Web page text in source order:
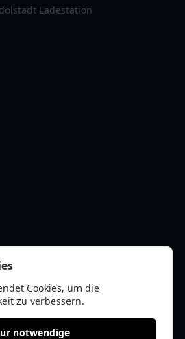
Ladestation
Cookies, um die
zu verbessern.
notwendige